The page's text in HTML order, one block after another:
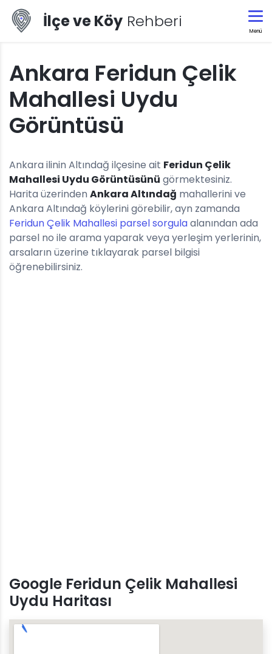
İlçe ve Köy Rehberi
Menü
Ankara Feridun Çelik
Mahallesi Uydu
Görüntüsü
Ankara ilinin Altındağ ilçesine ait Feridun Çelik
Mahallesi Uydu Görüntüsünü görmektesiniz.
Harita üzerinden Ankara Altındağ mahallerini ve
Ankara Altındağ köylerini görebilir, ayn zamanda
Feridun Çelik Mahallesi parsel sorgulaalanından ada
parsel no ile arama yaparak veya yerleşim yerlerinin,
arsaların üzerine tıklayarak parsel bilgisi
öğrenebilirsiniz.
Google Feridun Çelik Mahallesi
Uydu Haritası